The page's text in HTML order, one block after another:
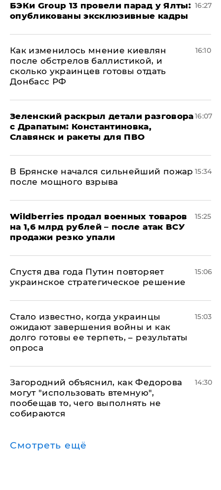
​БЭКи Group 13 провели парад у Ялты:
опубликованы эксклюзивные кадры
16:27
Как изменилось мнение киевлян
после обстрелов баллистикой, и
сколько украинцев готовы отдать
Донбасс РФ
16:10
​Зеленский раскрыл детали разговора
с Драпатым: Константиновка,
Славянск и ракеты для ПВО
16:07
В Брянске начался сильнейший пожар
после мощного взрыва
15:34
​Wildberries продал военных товаров
на 1,6 млрд рублей – после атак ВСУ
продажи резко упали
15:25
Спустя два года Путин повторяет
украинское стратегическое решение
15:06
Стало известно, когда украинцы
ожидают завершения войны и как
долго готовы ее терпеть, – результаты
опроса
15:03
Загородний объяснил, как Федорова
могут "использовать втемную",
пообещав то, чего выполнять не
собираются
14:30
Смотреть ещё